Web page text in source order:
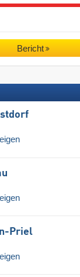
Bericht
Priel